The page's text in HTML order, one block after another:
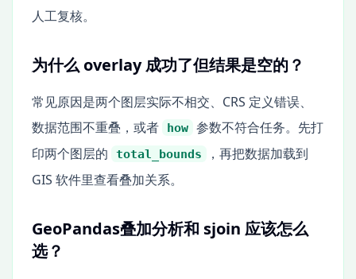
人工复核。
为什么 overlay 成功了但结果是空的？
常见原因是两个图层实际不相交、CRS 定义错误、
数据范围不重叠，或者
how 参数不符合任务。先打
印两个图层的
total_bounds
，再把数据加载到
GIS 软件里查看叠加关系。
GeoPandas叠加分析和 sjoin 应该怎么
选？